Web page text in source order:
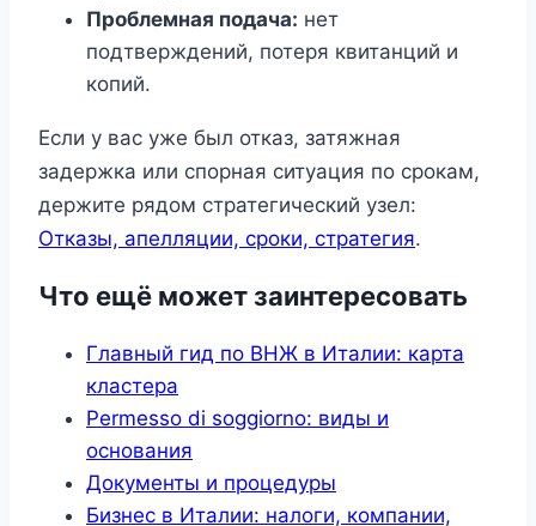
Проблемная подача: нет
подтверждений, потеря квитанций и
копий.
Если у вас уже был отказ, затяжная
задержка или спорная ситуация по срокам,
держите рядом стратегический узел:
Отказы, апелляции, сроки, стратегия.
Что ещё может заинтересовать
Главный гид по ВНЖ в Италии: карта
кластера
Permesso di soggiorno: виды и
основания
Документы и процедуры
Бизнес в Италии: налоги, компании,